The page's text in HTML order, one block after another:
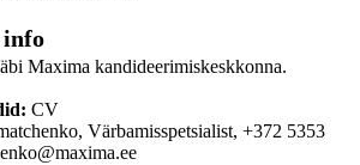
info
Maxima kandideerimiskeskkonna.
CV
Värbamisspetsialist, +372 5353